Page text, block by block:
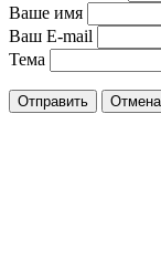
Ваше имя
Ваш E-mail
Тема
Отправить Отмена